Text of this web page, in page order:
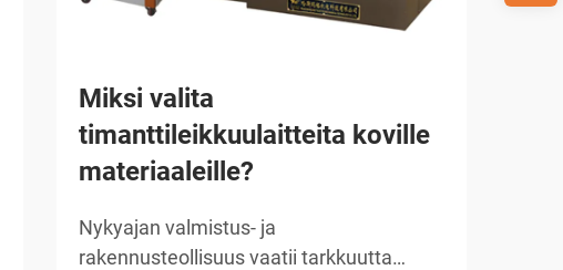
Miksi valita
timanttileikkuulaitteita koville
materiaaleille?
Nykyajan valmistus- ja
rakennusteollisuus vaatii tarkkuutta